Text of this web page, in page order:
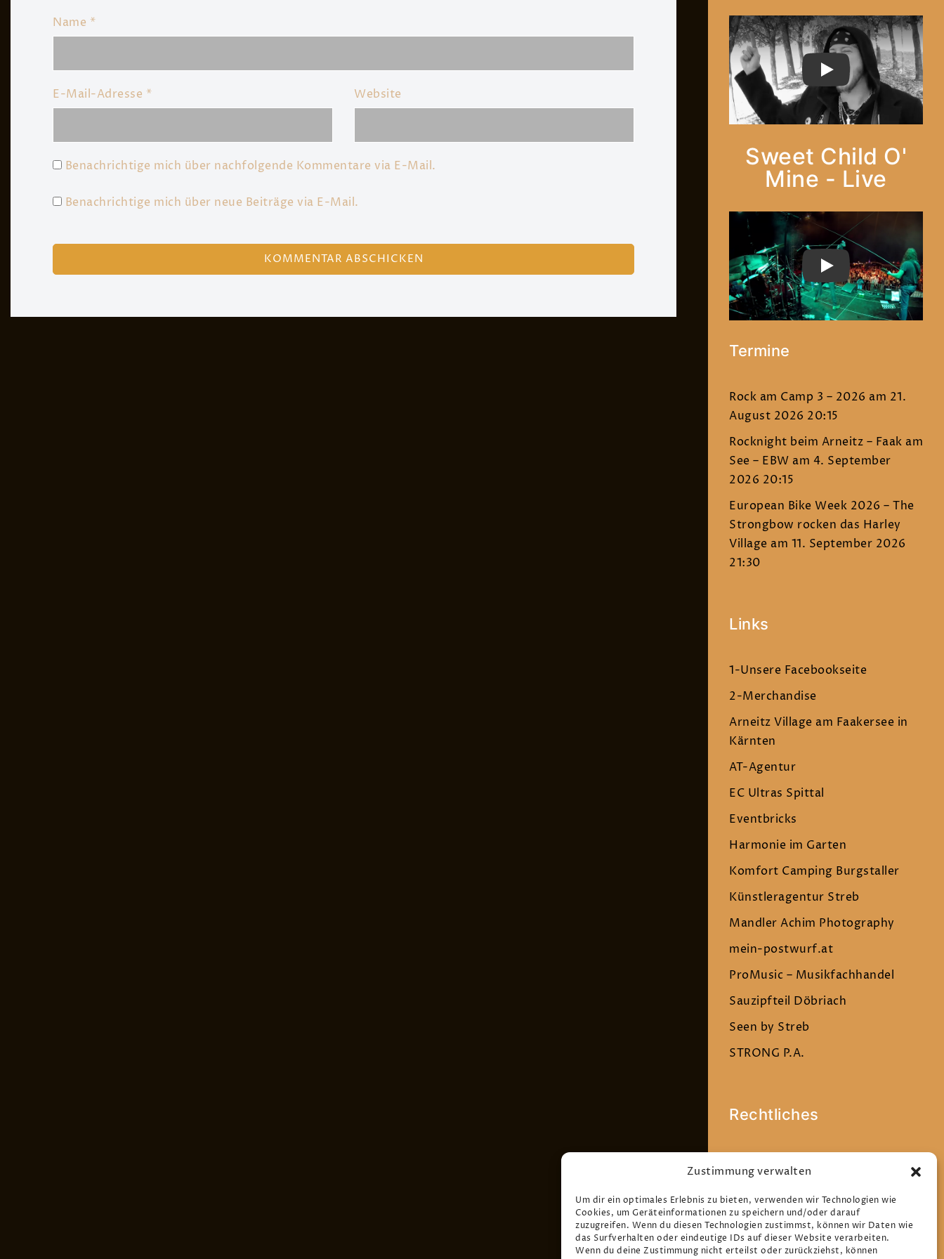
Zustimmung verwalten
Um dir ein optimales Erlebnis zu bieten, verwenden wir Technologien wie
Cookies, um Geräteinformationen zu speichern und/oder darauf
zuzugreifen. Wenn du diesen Technologien zustimmst, können wir Daten wie
das Surfverhalten oder eindeutige IDs auf dieser Website verarbeiten.
Wenn du deine Zustimmung nicht erteilst oder zurückziehst, können
Name *
E-Mail-Adresse * Website
Benachrichtige mich über nachfolgende Kommentare via E-Mail.
Benachrichtige mich über neue Beiträge via E-Mail.
PLAY
Sweet Child O'
Mine - Live
PLAY
Termine
Rock am Camp 3 – 2026 am 21.
August 2026 20:15
Rocknight beim Arneitz – Faak am
See – EBW am 4. September
2026 20:15
European Bike Week 2026 – The
Strongbow rocken das Harley
Village am 11. September 2026
21:30
Links
1-Unsere Facebookseite
2-Merchandise
Arneitz Village am Faakersee in
Kärnten
AT-Agentur
EC Ultras Spittal
Eventbricks
Harmonie im Garten
Komfort Camping Burgstaller
Künstleragentur Streb
Mandler Achim Photography
mein-postwurf.at
ProMusic – Musikfachhandel
Sauzipfteil Döbriach
Seen by Streb
STRONG P.A.
Rechtliches
Cookie-Richtlinie (EU)